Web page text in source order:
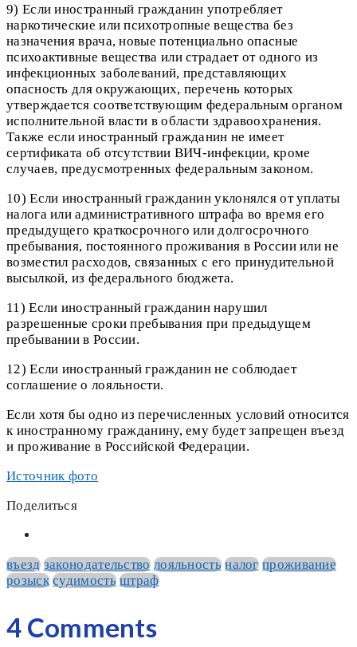
9) Если иностранный гражданин употребляет
наркотические или психотропные вещества без
назначения врача, новые потенциально опасные
психоактивные вещества или страдает от одного из
инфекционных заболеваний, представляющих
опасность для окружающих, перечень которых
утверждается соответствующим федеральным органом
исполнительной власти в области здравоохранения.
Также если иностранный гражданин не имеет
сертификата об отсутствии ВИЧ-инфекции, кроме
случаев, предусмотренных федеральным законом.
10) Если иностранный гражданин уклонялся от уплаты
налога или административного штрафа во время его
предыдущего краткосрочного или долгосрочного
пребывания, постоянного проживания в России или не
возместил расходов, связанных с его принудительной
высылкой, из федерального бюджета.
11) Если иностранный гражданин нарушил
разрешенные сроки пребывания при предыдущем
пребывании в России.
12) Если иностранный гражданин не соблюдает
соглашение о лояльности.
Если хотя бы одно из перечисленных условий относится
к иностранному гражданину, ему будет запрещен въезд
и проживание в Российской Федерации.
Источник фото
Поделиться
въезд законодательство лояльность налог проживание
розыск судимость штраф
4 Comments